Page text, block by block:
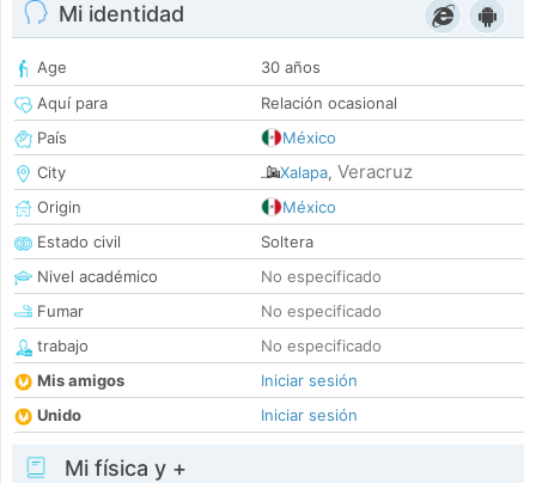
Mi identidad
Age
30 años
Aquí para
Relación ocasional
País
México
City
Xalapa, Veracruz
Origin
México
Estado civil
Soltera
Nivel académico
No especificado
Fumar
No especificado
trabajo
No especificado
Mis amigos
Iniciar sesión
Unido
Iniciar sesión
Mi física y +